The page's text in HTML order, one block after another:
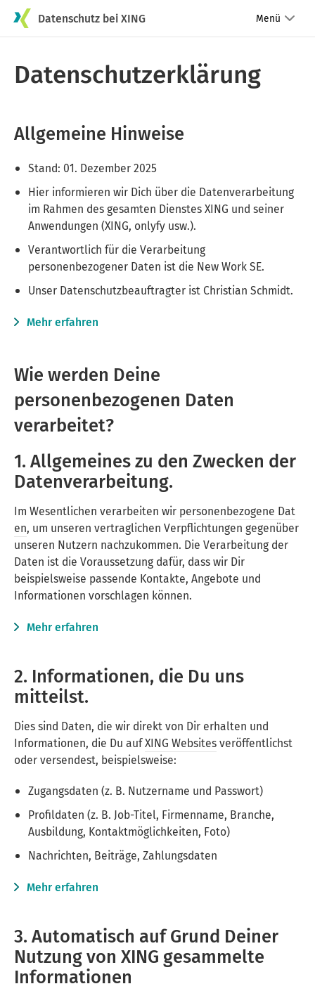
Datenschutz bei XING Menü
Datenschutzerklärung
Allgemeine Hinweise
Stand: 01. Dezember 2025
Hier informieren wir Dich über die Datenverarbeitung
im Rahmen des gesamten Dienstes XING und seiner
Anwendungen (XING, onlyfy usw.).
Verantwortlich für die Verarbeitung
personenbezogener Daten ist die New Work SE.
Unser Datenschutzbeauftragter ist Christian Schmidt.
Mehr erfahren
Wie werden Deine
personenbezogenen Daten
verarbeitet?
1. Allgemeines zu den Zwecken der
Datenverarbeitung.
Im Wesentlichen verarbeiten wir personenbezogene Dat
en, um unseren vertraglichen Verpflichtungen gegenüber
unseren Nutzern nachzukommen. Die Verarbeitung der
Daten ist die Voraussetzung dafür, dass wir Dir
beispielsweise passende Kontakte, Angebote und
Informationen vorschlagen können.
Mehr erfahren
2. Informationen, die Du uns
mitteilst.
Dies sind Daten, die wir direkt von Dir erhalten und
Informationen, die Du aufXING Websitesveröffentlichst
oder versendest, beispielsweise:
Zugangsdaten (z. B. Nutzername und Passwort)
Profildaten (z. B. Job-Titel, Firmenname, Branche,
Ausbildung, Kontaktmöglichkeiten, Foto)
Nachrichten, Beiträge, Zahlungsdaten
Mehr erfahren
3. Automatisch auf Grund Deiner
Nutzung von XING gesammelte
Informationen